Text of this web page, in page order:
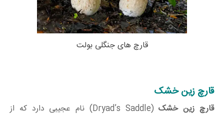
قارچ های جنگلی بولت
قارچ زین خشک
قارچ زین خشک
(Dryad’s Saddle) نام عجیبی دارد که از